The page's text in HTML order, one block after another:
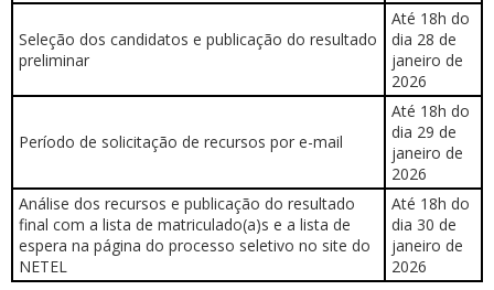
Seleção dos candidatos e publicação do resultado
preliminar
Até 18h do
dia 28 de
janeiro de
2026
Período de solicitação de recursos por e-mail
Até 18h do
dia 29 de
janeiro de
2026
Análise dos recursos e publicação do resultado
final com a lista de matriculado(a)s e a lista de
espera na página do processo seletivo no site do
NETEL
Até 18h do
dia 30 de
janeiro de
2026